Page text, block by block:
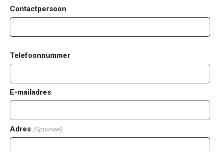
Contactpersoon
Telefoonnummer
E-mailadres
Adres (Optioneel)